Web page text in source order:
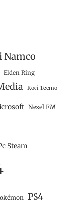
Namco
Elden Ring
Koei Tecmo
Nexel FM
Steam
PS4